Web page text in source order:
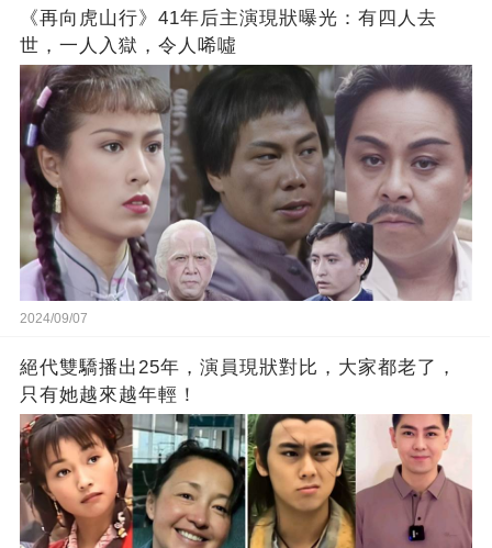
《再向虎山行》41年后主演現狀曝光：有四人去
世，一人入獄，令人唏噓
2024/09/07
絕代雙驕播出25年，演員現狀對比，大家都老了，
只有她越來越年輕！